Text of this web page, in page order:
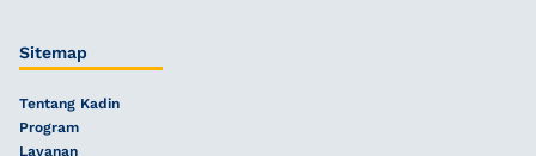
Sitemap
Tentang Kadin
Program
Layanan